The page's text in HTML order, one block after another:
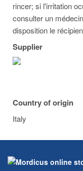
rincer; si l'irritation
consulter un
disposition le
Supplier
Country of origin
Italy